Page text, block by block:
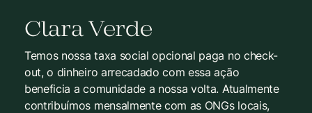
Clara Verde
Temos nossa taxa social opcional paga no check-
out, o dinheiro arrecadado com essa ação
beneficia a comunidade a nossa volta. Atualmente
contribuímos mensalmente com as ONGs locais,